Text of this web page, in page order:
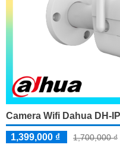
Camera Wifi Dahua DH-
1,399,000 ₫ 1,700,000 ₫